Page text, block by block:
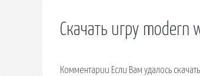
Скачать игру modern
Комментарии Если Вам удалось